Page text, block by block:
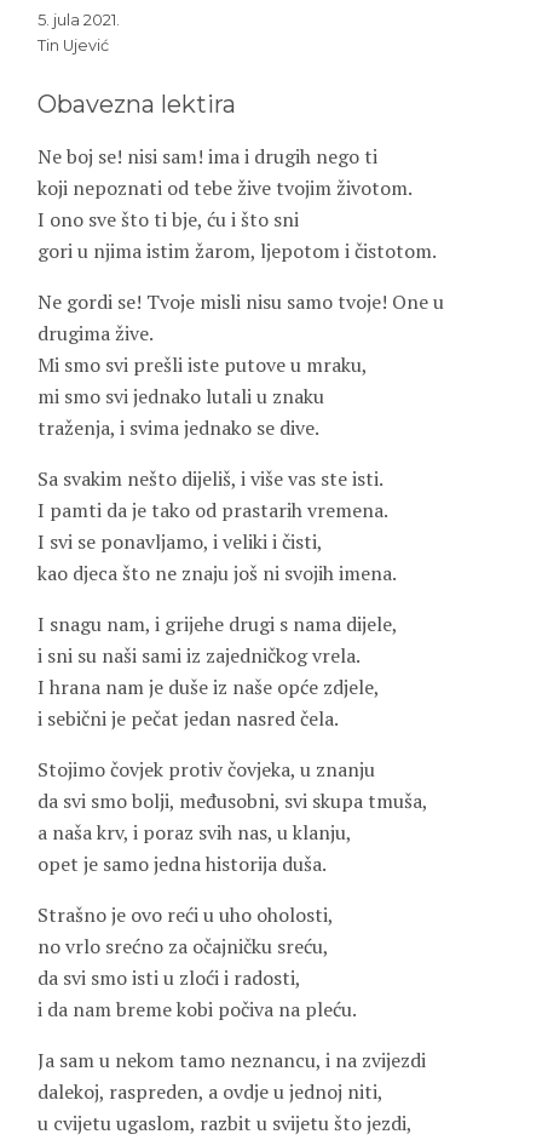
5. jula 2021.
Tin Ujević
Obavezna lektira
Ne boj se! nisi sam! ima i drugih nego ti
koji nepoznati od tebe žive tvojim životom.
I ono sve što ti bje, ću i što sni
gori u njima istim žarom, ljepotom i čistotom.
Ne gordi se! Tvoje misli nisu samo tvoje! One u
drugima žive.
Mi smo svi prešli iste putove u mraku,
mi smo svi jednako lutali u znaku
traženja, i svima jednako se dive.
Sa svakim nešto dijeliš, i više vas ste isti.
I pamti da je tako od prastarih vremena.
I svi se ponavljamo, i veliki i čisti,
kao djeca što ne znaju još ni svojih imena.
I snagu nam, i grijehe drugi s nama dijele,
i sni su naši sami iz zajedničkog vrela.
I hrana nam je duše iz naše opće zdjele,
i sebični je pečat jedan nasred čela.
Stojimo čovjek protiv čovjeka, u znanju
da svi smo bolji, međusobni, svi skupa tmuša,
a naša krv, i poraz svih nas, u klanju,
opet je samo jedna historija duša.
Strašno je ovo reći u uho oholosti,
no vrlo srećno za očajničku sreću,
da svi smo isti u zloći i radosti,
i da nam breme kobi počiva na pleću.
Ja sam u nekom tamo neznancu, i na zvijezdi
dalekoj, raspreden, a ovdje u jednoj niti,
u cvijetu ugaslom, razbit u svijetu što jezdi,